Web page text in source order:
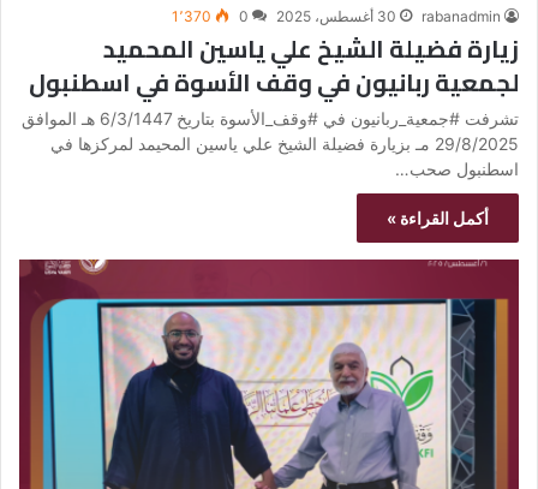
rabanadmin 30 أغسطس، 2025 0 1٬370
زيارة فضيلة الشيخ علي ياسين المحميد
لجمعية ربانيون في وقف الأسوة في اسطنبول
تشرفت #جمعية_ربانيون في #وقف_الأسوة بتاريخ 6/3/1447 هـ الموافق
29/8/2025 مـ بزيارة فضيلة الشيخ علي ياسين المحيمد لمركزها في
اسطنبول صحب…
أكمل القراءة »